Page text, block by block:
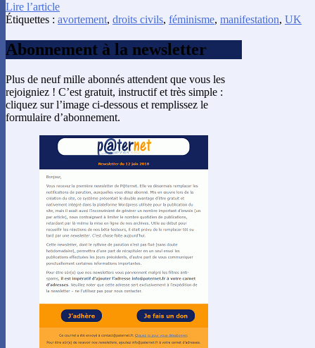
Lire l’article
Étiquettes : avortement, droits civils, féminisme, manifestation, UK
Abonnement à la newsletter
Plus de neuf mille abonnés attendent que vous les
rejoigniez ! C’est gratuit, instructif et très simple :
cliquez sur l’image ci-dessous et remplissez le
formulaire d’abonnement.